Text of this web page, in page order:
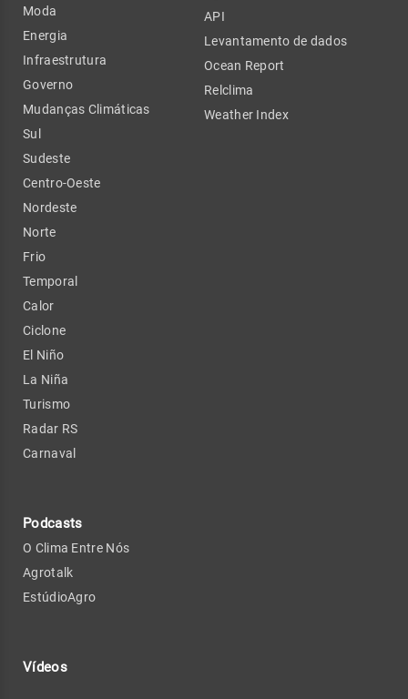
Moda
Energia
Infraestrutura
Governo
Mudanças Climáticas
Sul
Sudeste
Centro-Oeste
Nordeste
Norte
Frio
Temporal
Calor
Ciclone
El Niño
La Niña
Turismo
Radar RS
Carnaval
Podcasts
O Clima Entre Nós
Agrotalk
EstúdioAgro
Vídeos
API
Levantamento de dados
Ocean Report
Relclima
Weather Index